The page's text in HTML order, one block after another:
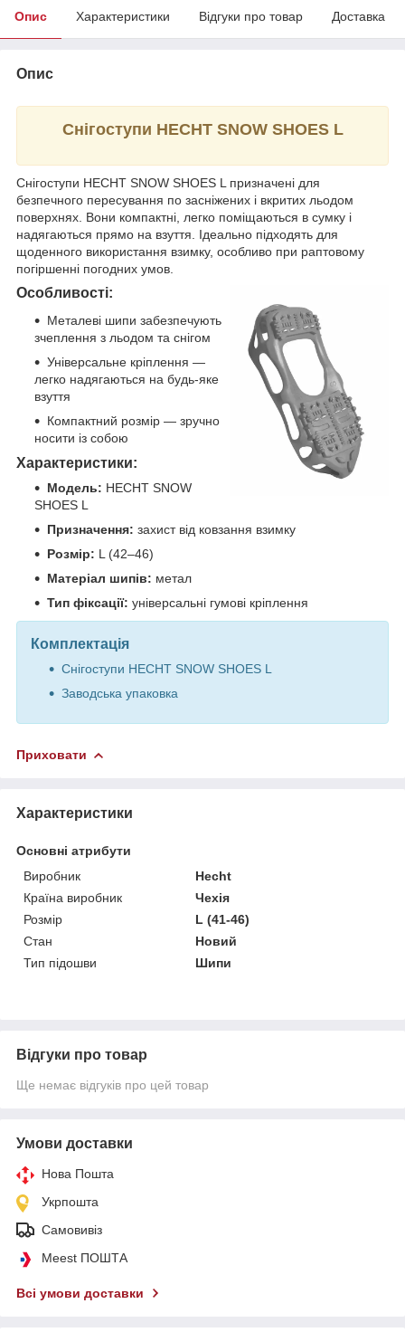
Опис Характеристики Відгуки про товар Доставка
Опис
Снігоступи HECHT SNOW SHOES L
Снігоступи HECHT SNOW SHOES L призначені для
безпечного пересування по засніжених і вкритих льодом
поверхнях. Вони компактні, легко поміщаються в сумку і
надягаються прямо на взуття. Ідеально підходять для
щоденного використання взимку, особливо при раптовому
погіршенні погодних умов.
Особливості:
Металеві шипи забезпечують
зчеплення з льодом та снігом
Універсальне кріплення —
легко надягаються на будь-яке
взуття
Компактний розмір — зручно
носити із собою
Характеристики:
Модель: HECHT SNOW
SHOES L
Призначення: захист від ковзання взимку
Розмір: L (42–46)
Матеріал шипів: метал
Тип фіксації: універсальні гумові кріплення
Комплектація
Снігоступи HECHT SNOW SHOES L
Заводська упаковка
Приховати
Характеристики
Основні атрибути
Виробник
Hecht
Країна виробник
Чехія
Розмір
L (41-46)
Стан
Новий
Тип підошви
Шипи
Відгуки про товар
Ще немає відгуків про цей товар
Умови доставки
Нова Пошта
Укрпошта
Самовивіз
Meest ПОШТА
Всі умови доставки